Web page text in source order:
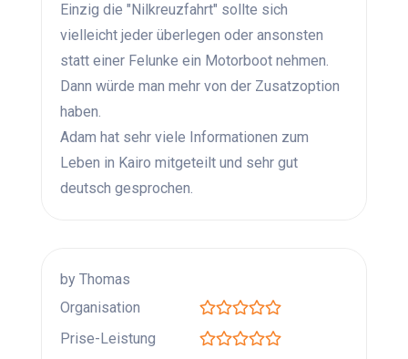
Einzig die "Nilkreuzfahrt" sollte sich
vielleicht jeder überlegen oder ansonsten
statt einer Felunke ein Motorboot nehmen.
Dann würde man mehr von der Zusatzoption
haben.
Adam hat sehr viele Informationen zum
Leben in Kairo mitgeteilt und sehr gut
deutsch gesprochen.
by Thomas
Organisation
Prise-Leistung